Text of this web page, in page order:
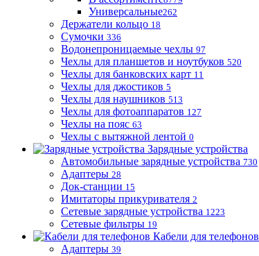
Универсальные262
Держатели кольцо 18
Сумочки 336
Водонепроницаемые чехлы 97
Чехлы для планшетов и ноутбуков 520
Чехлы для банковских карт 11
Чехлы для джостиков 5
Чехлы для наушников 513
Чехлы для фотоаппаратов 127
Чехлы на пояс 63
Чехлы с вытяжной лентой 0
Зарядные устройства
Автомобильные зарядные устройства 730
Адаптеры 28
Док-станции 15
Имитаторы прикуривателя 2
Сетевые зарядные устройства 1223
Сетевые фильтры 19
Кабели для телефонов
Адаптеры 39